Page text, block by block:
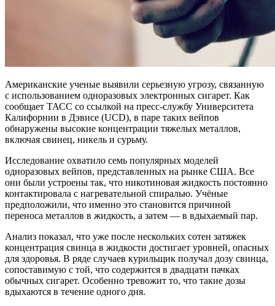
Американские ученые выявили серьезную угрозу, связанную
с использованием одноразовых электронных сигарет. Как
сообщает ТАСС со ссылкой на пресс-службу Университета
Калифорнии в Дэвисе (UCD), в паре таких вейпов
обнаружены высокие концентрации тяжелых металлов,
включая свинец, никель и сурьму.
Исследование охватило семь популярных моделей
одноразовых вейпов, представленных на рынке США. Все
они были устроены так, что никотиновая жидкость постоянно
контактировала с нагревательной спиралью. Учёные
предположили, что именно это становится причиной
переноса металлов в жидкость, а затем — в вдыхаемый пар.
Анализ показал, что уже после нескольких сотен затяжек
концентрация свинца в жидкости достигает уровней, опасных
для здоровья. В ряде случаев курильщик получал дозу свинца,
сопоставимую с той, что содержится в двадцати пачках
обычных сигарет. Особенно тревожит то, что такие дозы
вдыхаются в течение одного дня.